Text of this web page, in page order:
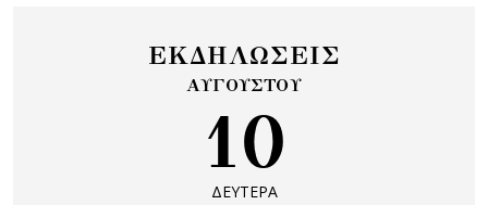
ΕΚΔΗΛΩΣΕΙΣ
ΑΥΓΟΥΣΤΟΥ
10
ΔΕΥΤΕΡΑ